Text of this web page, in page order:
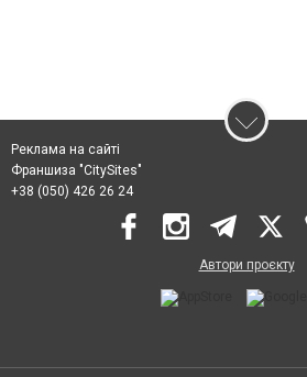
Реклама на сайті
Франшиза "CitySites"
+38 (050) 426 26 24
Автори проєкту